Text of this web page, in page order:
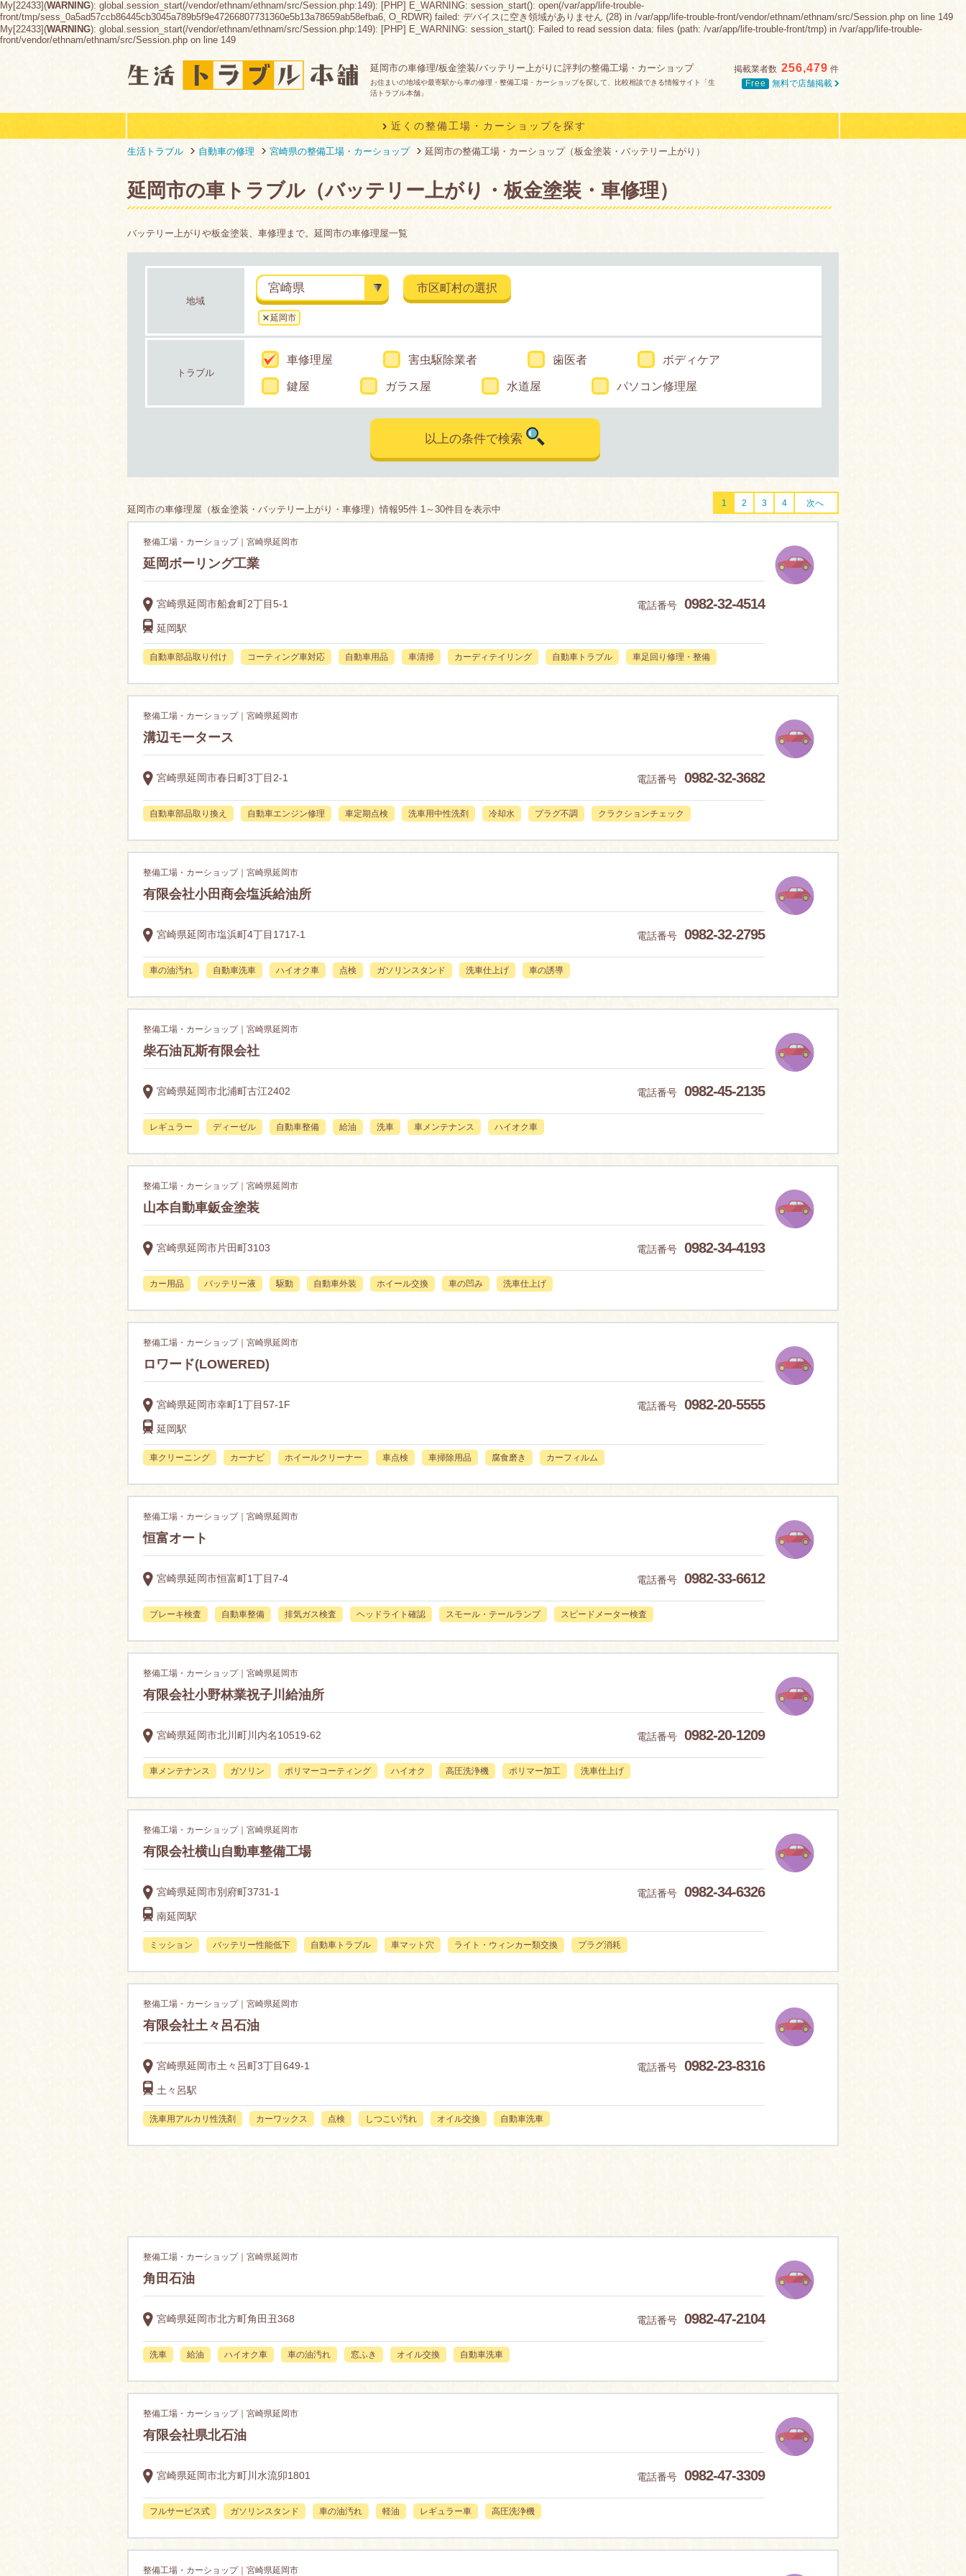
My[22433](WARNING): global.session_start(/vendor/ethnam/ethnam/src/Session.php:149): [PHP] E_WARNING: session_start(): open(/var/app/life-trouble-
front/tmp/sess_0a5ad57ccb86445cb3045a789b5f9e47266807731360e5b13a78659ab58efba6, O_RDWR) failed: デバイスに空き領域がありません (28) in /var/app/life-trouble-front/vendor/ethnam/ethnam/src/Session.php on line 149
My[22433](WARNING): global.session_start(/vendor/ethnam/ethnam/src/Session.php:149): [PHP] E_WARNING: session_start(): Failed to read session data: files (path: /var/app/life-trouble-front/tmp) in /var/app/life-trouble-
front/vendor/ethnam/ethnam/src/Session.php on line 149
延岡市の車修理/板金塗装/バッテリー上がりに評判の整備工場・カーショップ
お住まいの地域や最寄駅から車の修理・整備工場・カーショップを探して、比較相談できる情報サイト「生
活トラブル本舗」
掲載業者数 256,479 件
Free
無料で店舗掲載
近くの整備工場・カーショップを探す
生活トラブル 自動車の修理 宮崎県の整備工場・カーショップ 延岡市の整備工場・カーショップ（板金塗装・バッテリー上がり）
延岡市の車トラブル（バッテリー上がり・板金塗装・車修理）
バッテリー上がりや板金塗装、車修理まで。延岡市の車修理屋一覧
地域
宮崎県 市区町村の選択
延岡市
トラブル
車修理屋 害虫駆除業者 歯医者 ボディケア
鍵屋 ガラス屋 水道屋 パソコン修理屋
以上の条件で検索
延岡市の車修理屋（板金塗装・バッテリー上がり・車修理）情報95件 1～30件目を表示中
1 2 3 4 次へ
整備工場・カーショップ｜宮崎県延岡市
延岡ボーリング工業
宮崎県延岡市船倉町2丁目5-1 電話番号 0982-32-4514
延岡駅
自動車部品取り付け コーティング車対応 自動車用品 車清掃 カーディテイリング 自動車トラブル 車足回り修理・整備
整備工場・カーショップ｜宮崎県延岡市
溝辺モータース
宮崎県延岡市春日町3丁目2-1 電話番号 0982-32-3682
自動車部品取り換え 自動車エンジン修理 車定期点検 洗車用中性洗剤 冷却水 プラグ不調 クラクションチェック
整備工場・カーショップ｜宮崎県延岡市
有限会社小田商会塩浜給油所
宮崎県延岡市塩浜町4丁目1717-1 電話番号 0982-32-2795
車の油汚れ 自動車洗車 ハイオク車 点検 ガソリンスタンド 洗車仕上げ 車の誘導
整備工場・カーショップ｜宮崎県延岡市
柴石油瓦斯有限会社
宮崎県延岡市北浦町古江2402 電話番号 0982-45-2135
レギュラー ディーゼル 自動車整備 給油 洗車 車メンテナンス ハイオク車
整備工場・カーショップ｜宮崎県延岡市
山本自動車鈑金塗装
宮崎県延岡市片田町3103 電話番号 0982-34-4193
カー用品 バッテリー液 駆動 自動車外装 ホイール交換 車の凹み 洗車仕上げ
整備工場・カーショップ｜宮崎県延岡市
ロワード(LOWERED)
宮崎県延岡市幸町1丁目57-1F 電話番号 0982-20-5555
延岡駅
車クリーニング カーナビ ホイールクリーナー 車点検 車掃除用品 腐食磨き カーフィルム
整備工場・カーショップ｜宮崎県延岡市
恒富オート
宮崎県延岡市恒富町1丁目7-4 電話番号 0982-33-6612
ブレーキ検査 自動車整備 排気ガス検査 ヘッドライト確認 スモール・テールランプ スピードメーター検査
整備工場・カーショップ｜宮崎県延岡市
有限会社小野林業祝子川給油所
宮崎県延岡市北川町川内名10519-62 電話番号 0982-20-1209
車メンテナンス ガソリン ポリマーコーティング ハイオク 高圧洗浄機 ポリマー加工 洗車仕上げ
整備工場・カーショップ｜宮崎県延岡市
有限会社横山自動車整備工場
宮崎県延岡市別府町3731-1 電話番号 0982-34-6326
南延岡駅
ミッション バッテリー性能低下 自動車トラブル 車マット穴 ライト・ウィンカー類交換 プラグ消耗
整備工場・カーショップ｜宮崎県延岡市
有限会社土々呂石油
宮崎県延岡市土々呂町3丁目649-1 電話番号 0982-23-8316
土々呂駅
洗車用アルカリ性洗剤 カーワックス 点検 しつこい汚れ オイル交換 自動車洗車
整備工場・カーショップ｜宮崎県延岡市
角田石油
宮崎県延岡市北方町角田丑368 電話番号 0982-47-2104
洗車 給油 ハイオク車 車の油汚れ 窓ふき オイル交換 自動車洗車
整備工場・カーショップ｜宮崎県延岡市
有限会社県北石油
宮崎県延岡市北方町川水流卯1801 電話番号 0982-47-3309
フルサービス式 ガソリンスタンド 車の油汚れ 軽油 レギュラー車 高圧洗浄機
整備工場・カーショップ｜宮崎県延岡市